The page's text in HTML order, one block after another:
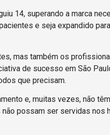
14, superando a marca
e seja expandido
mas também os
de sucesso em São
que precisam.
e, muitas vezes, não
possam ser servidas nos